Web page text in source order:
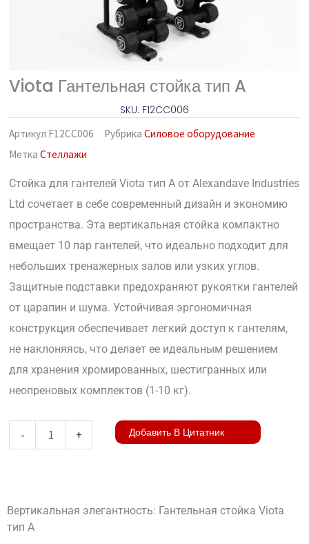
Viota Гантельная стойка тип A
SKU: F12CC006
Артикул F12CC006 Рубрика Силовое оборудование
Метка Стеллажи
Стойка для гантелей Viota тип A от Alexandave Industries
Ltd сочетает в себе современный дизайн и экономию
пространства. Эта вертикальная стойка компактно
вмещает 10 пар гантелей, что идеально подходит для
небольших тренажерных залов или узких углов.
Защитные подставки предохраняют рукоятки гантелей
от царапин и шума. Устойчивая эргономичная
конструкция обеспечивает легкий доступ к гантелям,
не наклоняясь, что делает ее идеальным решением
для хранения хромированных, шестигранных или
неопреновых комплектов (1-10 кг).
-
Количество
товара
Tower
Type
+ Добавить В Цитатник
Вертикальная элегантность: Гантельная стойка Viota
тип A